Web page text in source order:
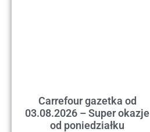
Carrefour gazetka od
03.08.2026 – Super okazje
od poniedziałku